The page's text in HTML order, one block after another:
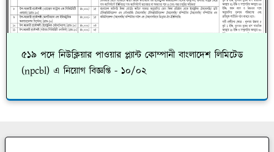
৫১৯ পদে নিউক্লিয়ার পাওয়ার প্ল্যান্ট কোম্পানী বাংলাদেশ লিমিটেড
(npcbl) এ নিয়োগ বিজ্ঞপ্তি - ১০/০২